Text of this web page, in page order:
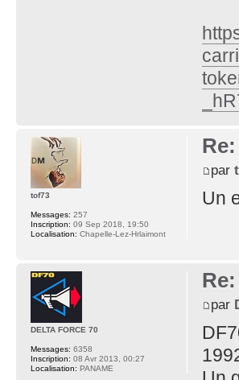
par
Un
tof73
Messages: 257
Inscription: 09 Sep 2018, 19:50
Localisation: Chapelle-Lez-Hrlaimont
par
DELTA FORCE 70
Messages: 6358
Inscription: 08 Avr 2013, 00:27
Localisation: PANAME